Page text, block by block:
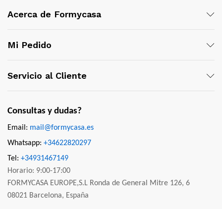
Acerca de Formycasa
Mi Pedido
Servicio al Cliente
Consultas y dudas?
Email: mail@formycasa.es
Whatsapp: +34622820297
Tel: +34931467149
Horario: 9:00-17:00
FORMYCASA EUROPE,S.L Ronda de General Mitre 126, 6
08021 Barcelona, España